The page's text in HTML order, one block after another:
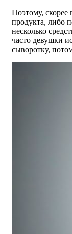
Поэтому,
продукта, либо
несколько
часто девушки
сыворотку,